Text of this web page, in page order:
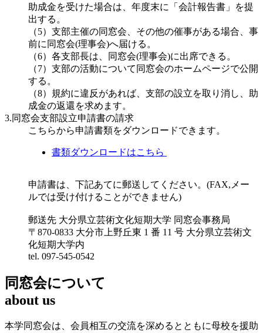
助成金を受けた場合は、年度末に「会計報告書」を提
出する。
（5）支部主催の同窓会、その他の催事がある場合、事
前に同窓会(理事会)へ届ける。
（6）各支部長は、同窓会(理事会)に出席できる。
（7）支部の活動について同窓会のホームページで公開
する。
（8）規約に違反があれば、支部の設立を取り消し、助
成金の返還を求めます。
3.同窓会支部設立申請書の請求
こちらから申請書類をダウンロードできます。
書類ダウンロードはこちら
申請書は、下記あてに郵送してください。(FAX,メー
ルでは受け付けることができません)
郵送先 大分県立芸術文化短期大学 同窓会事務局
〒870-0833 大分市上野丘東 1 番 11 号 大分県立芸術文
化短期大学内
tel. 097-545-0542
同窓会について
about us
本学同窓会は、会員相互の交流を深めるとともに母校を援助